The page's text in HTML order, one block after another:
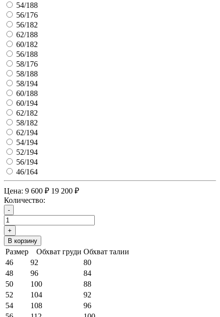
54/188
56/176
56/182
62/188
60/182
56/188
58/176
58/188
58/194
60/188
60/194
62/182
58/182
62/194
54/194
52/194
56/194
46/164
Цена: 9 600 ₽ 19 200 ₽
Количество:
-
+
В корзину
Размер Обхват груди Обхват талии
46
92
80
48
96
84
50
100
88
52
104
92
54
108
96